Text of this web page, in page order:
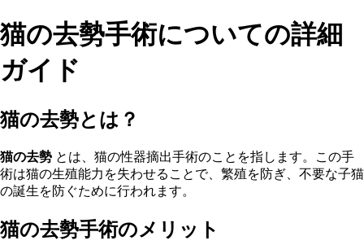
猫の去勢手術についての詳細
ガイド
猫の去勢とは？
猫の去勢 とは、猫の性器摘出手術のことを指します。この手
術は猫の生殖能力を失わせることで、繁殖を防ぎ、不要な子猫
の誕生を防ぐために行われます。
猫の去勢手術のメリット